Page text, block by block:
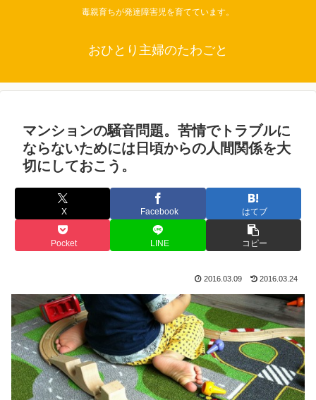
毒親育ちが発達障害児を育てています。
おひとり主婦のたわごと
マンションの騒音問題。苦情でトラブルに
ならないためには日頃からの人間関係を大
切にしておこう。
X Facebook はてブ
Pocket LINE コピー
2016.03.09 2016.03.24